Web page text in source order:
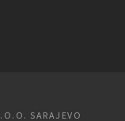
SARAJEVO